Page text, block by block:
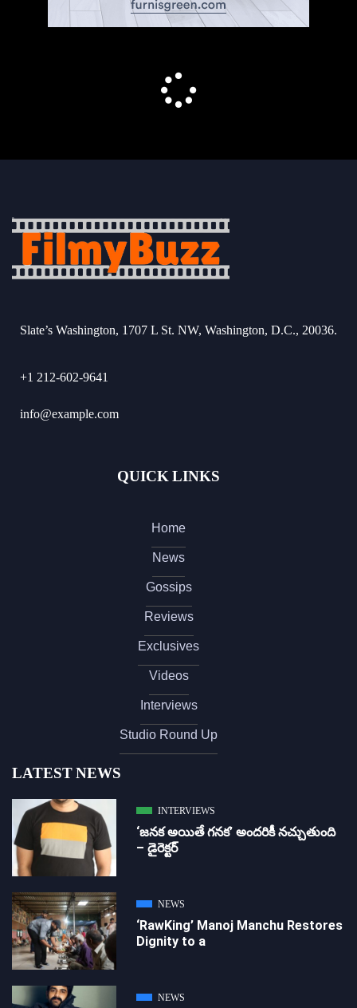
Slate’s Washington, 1707 L St. NW, Washington, D.C., 20036.
+1 212-602-9641
info@example.com
QUICK LINKS
Home
News
Gossips
Reviews
Exclusives
Videos
Interviews
Studio Round Up
LATEST NEWS
INTERVIEWS
‘జ‌న‌క అయితే గ‌న‌క‌’ అందరికీ నచ్చుతుంది
– డైరెక్ట‌ర్
NEWS
‘RawKing’ Manoj Manchu Restores
Dignity to a
NEWS